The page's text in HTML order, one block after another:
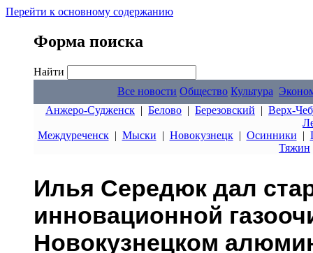
Перейти к основному содержанию
Форма поиска
Найти
Все новости Общество Культура
Анжеро-Судженск | Белово | Березовский | Верх-
Междуреченск| Мыски | Новокузнецк| Осинники |
Тяжин
Илья Середюк дал
инновационной
Новокузнецком